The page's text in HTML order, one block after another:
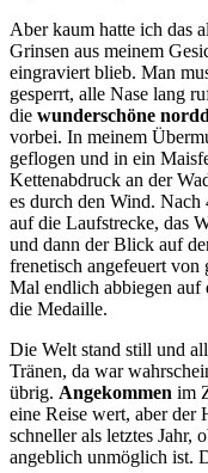
Aber kaum hatte ich das
Grinsen aus meinem
eingraviert blieb. Man
gesperrt, alle Nase lang
die wunderschöne
vorbei. In meinem
geflogen und in ein
Kettenabdruck an der
es durch den Wind.
auf die Laufstrecke, das
und dann der Blick auf
frenetisch angefeuert
Mal endlich abbiegen auf
die Medaille.
Die Welt stand still und
Tränen, da war
übrig. Angekommen im
eine Reise wert, aber der
schneller als letztes Jahr,
angeblich unmöglich ist.